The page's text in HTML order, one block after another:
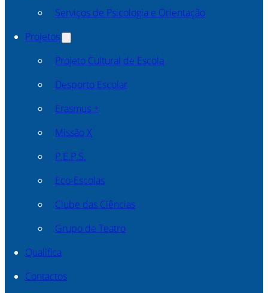
Serviços de Psicologia e Orientação
Projetos
Projeto Cultural de Escola
Desporto Escolar
Erasmus +
Missão X
P.E.P.S.
Eco-Escolas
Clube das Ciências
Grupo de Teatro
Qualifica
Contactos